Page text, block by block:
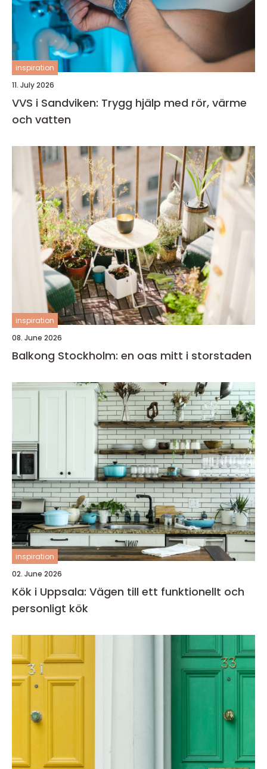
inspiration
11. July 2026
VVS i Sandviken: Trygg hjälp med rör, värme
och vatten
inspiration
08. June 2026
Balkong Stockholm: en oas mitt i storstaden
inspiration
02. June 2026
Kök i Uppsala: Vägen till ett funktionellt och
personligt kök